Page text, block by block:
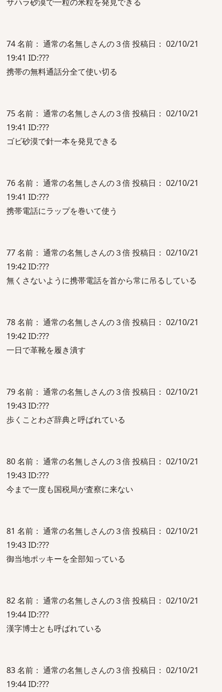
74 名前： 通常の名無しさんの３倍 投稿日： 02/10/21
19:41 ID:???
携帯の無料通話分全て使い切る
75 名前： 通常の名無しさんの３倍 投稿日： 02/10/21
19:41 ID:???
ゴビ砂漠で針一本を発見できる
76 名前： 通常の名無しさんの３倍 投稿日： 02/10/21
19:41 ID:???
携帯電話にラップを巻いて使う
77 名前： 通常の名無しさんの３倍 投稿日： 02/10/21
19:42 ID:???
無くさないように携帯電話を首から常に吊るしている
78 名前： 通常の名無しさんの３倍 投稿日： 02/10/21
19:42 ID:???
一日で革靴を履き潰す
79 名前： 通常の名無しさんの３倍 投稿日： 02/10/21
19:43 ID:???
歩くことわざ辞典と呼ばれている
80 名前： 通常の名無しさんの３倍 投稿日： 02/10/21
19:43 ID:???
今まで一度も国税局が査察に来ない
81 名前： 通常の名無しさんの３倍 投稿日： 02/10/21
19:43 ID:???
御当地ポッキーを全部知っている
82 名前： 通常の名無しさんの３倍 投稿日： 02/10/21
19:44 ID:???
漢字博士とも呼ばれている
83 名前： 通常の名無しさんの３倍 投稿日： 02/10/21
19:44 ID:???